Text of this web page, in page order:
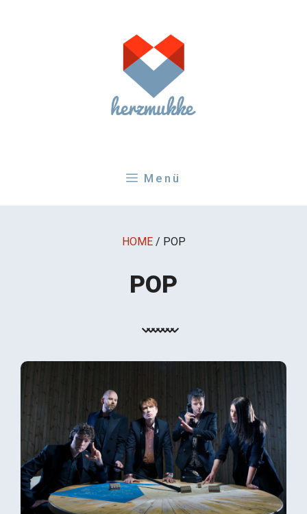
Menü
HOME / POP
POP